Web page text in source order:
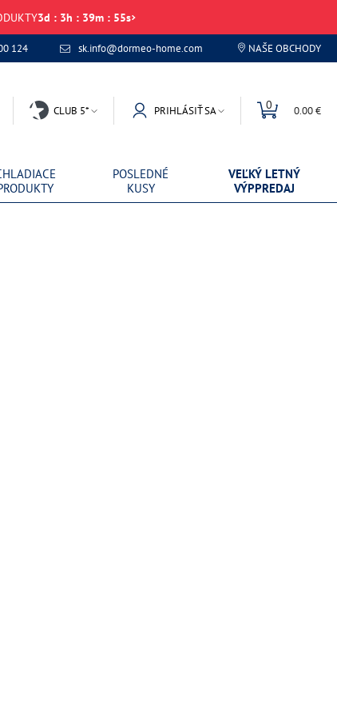
3d : 3h : 39m : 55s
124 sk.info@dormeo-home.com NAŠE OBCHODY
CLUB 5* PRIHLÁSIŤ SA 0 0.00 €
POSLEDNÉ
KUSY
VEĽKÝ LETNÝ
VÝPPREDAJ